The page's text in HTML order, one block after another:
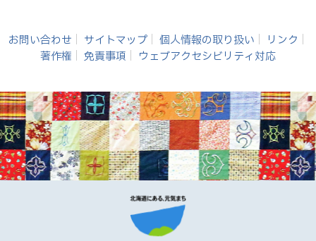
お問い合わせ サイトマップ 個人情報の取り扱い
リンク
著作権
免責事項 ウェブアクセシビリティ対応